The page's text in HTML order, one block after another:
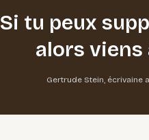
Si tu peux
alors viens
Gertrude Stein, écrivaine